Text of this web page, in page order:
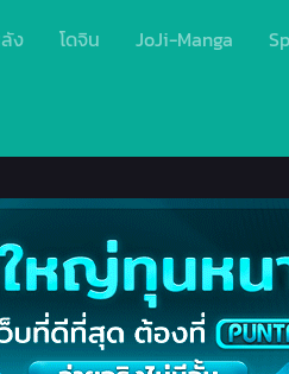
ง โดจิน JoJi-Manga